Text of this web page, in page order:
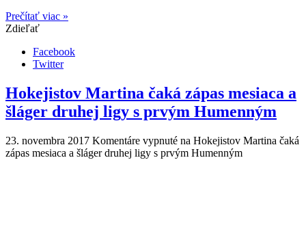
Prečítať viac »
Zdieľať
Facebook
Twitter
Hokejistov Martina čaká zápas mesiaca a
šláger druhej ligy s prvým Humenným
23. novembra 2017 Komentáre vypnuté na Hokejistov Martina čaká
zápas mesiaca a šláger druhej ligy s prvým Humenným